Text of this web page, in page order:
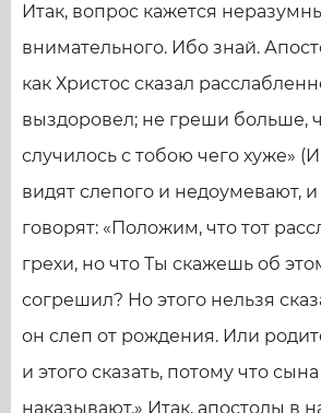
Итак, вопрос кажется
внимательного. Ибо знай.
как Христос сказал
выздоровел; не греши больше,
случилось с тобою чего хуже»
видят слепого и недоумевают, и
говорят: «Положим, что тот
грехи, но что Ты скажешь об
согрешил? Но этого нельзя
он слеп от рождения. Или
и этого сказать, потому что
наказывают.» Итак, апостолы в